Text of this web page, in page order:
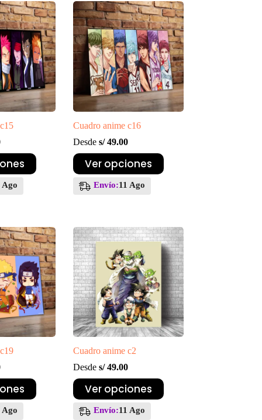
se
pueden
elegir
en
página
de
producto
Ago
Cuadro anime c16
Desdes/49.00
Ver opciones
Este
producto
múltiples
se
pueden
elegir
en
la
página
de
producto
Envío:11 Ago
Ago
Cuadro anime c2
Desdes/49.00
Ver opciones
Este
producto
múltiplesEnvío:11 Ago